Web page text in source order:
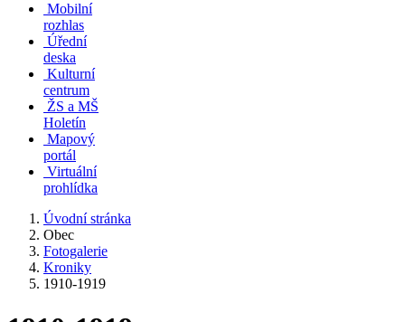
Mobilní
rozhlas
Úřední
deska
Kulturní
centrum
ŽS a MŠ
Holetín
Mapový
portál
Virtuální
prohlídka
Úvodní stránka
Obec
Fotogalerie
Kroniky
1910-1919